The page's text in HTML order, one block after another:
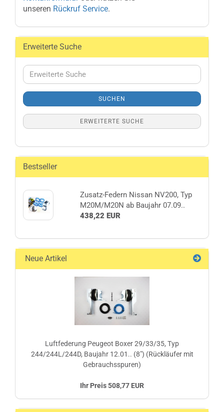
unseren Rückruf Service.
Erweiterte Suche
Erweiterte
Suche
SUCHEN
ERWEITERTE SUCHE
Bestseller
Zusatz-Federn Nissan NV200, Typ
M20M/M20N ab Baujahr 07.09..
438,22 EUR
Neue Artikel
Luftfederung Peugeot Boxer 29/33/35, Typ
244/244L/244D, Baujahr 12.01.. (8") (Rückläufer mit
Gebrauchsspuren)
Ihr Preis 508,77 EUR